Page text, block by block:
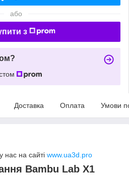
або
з
Доставка Оплата Умови
нас на сайті www.ua3d.pro
Bambu Lab X1